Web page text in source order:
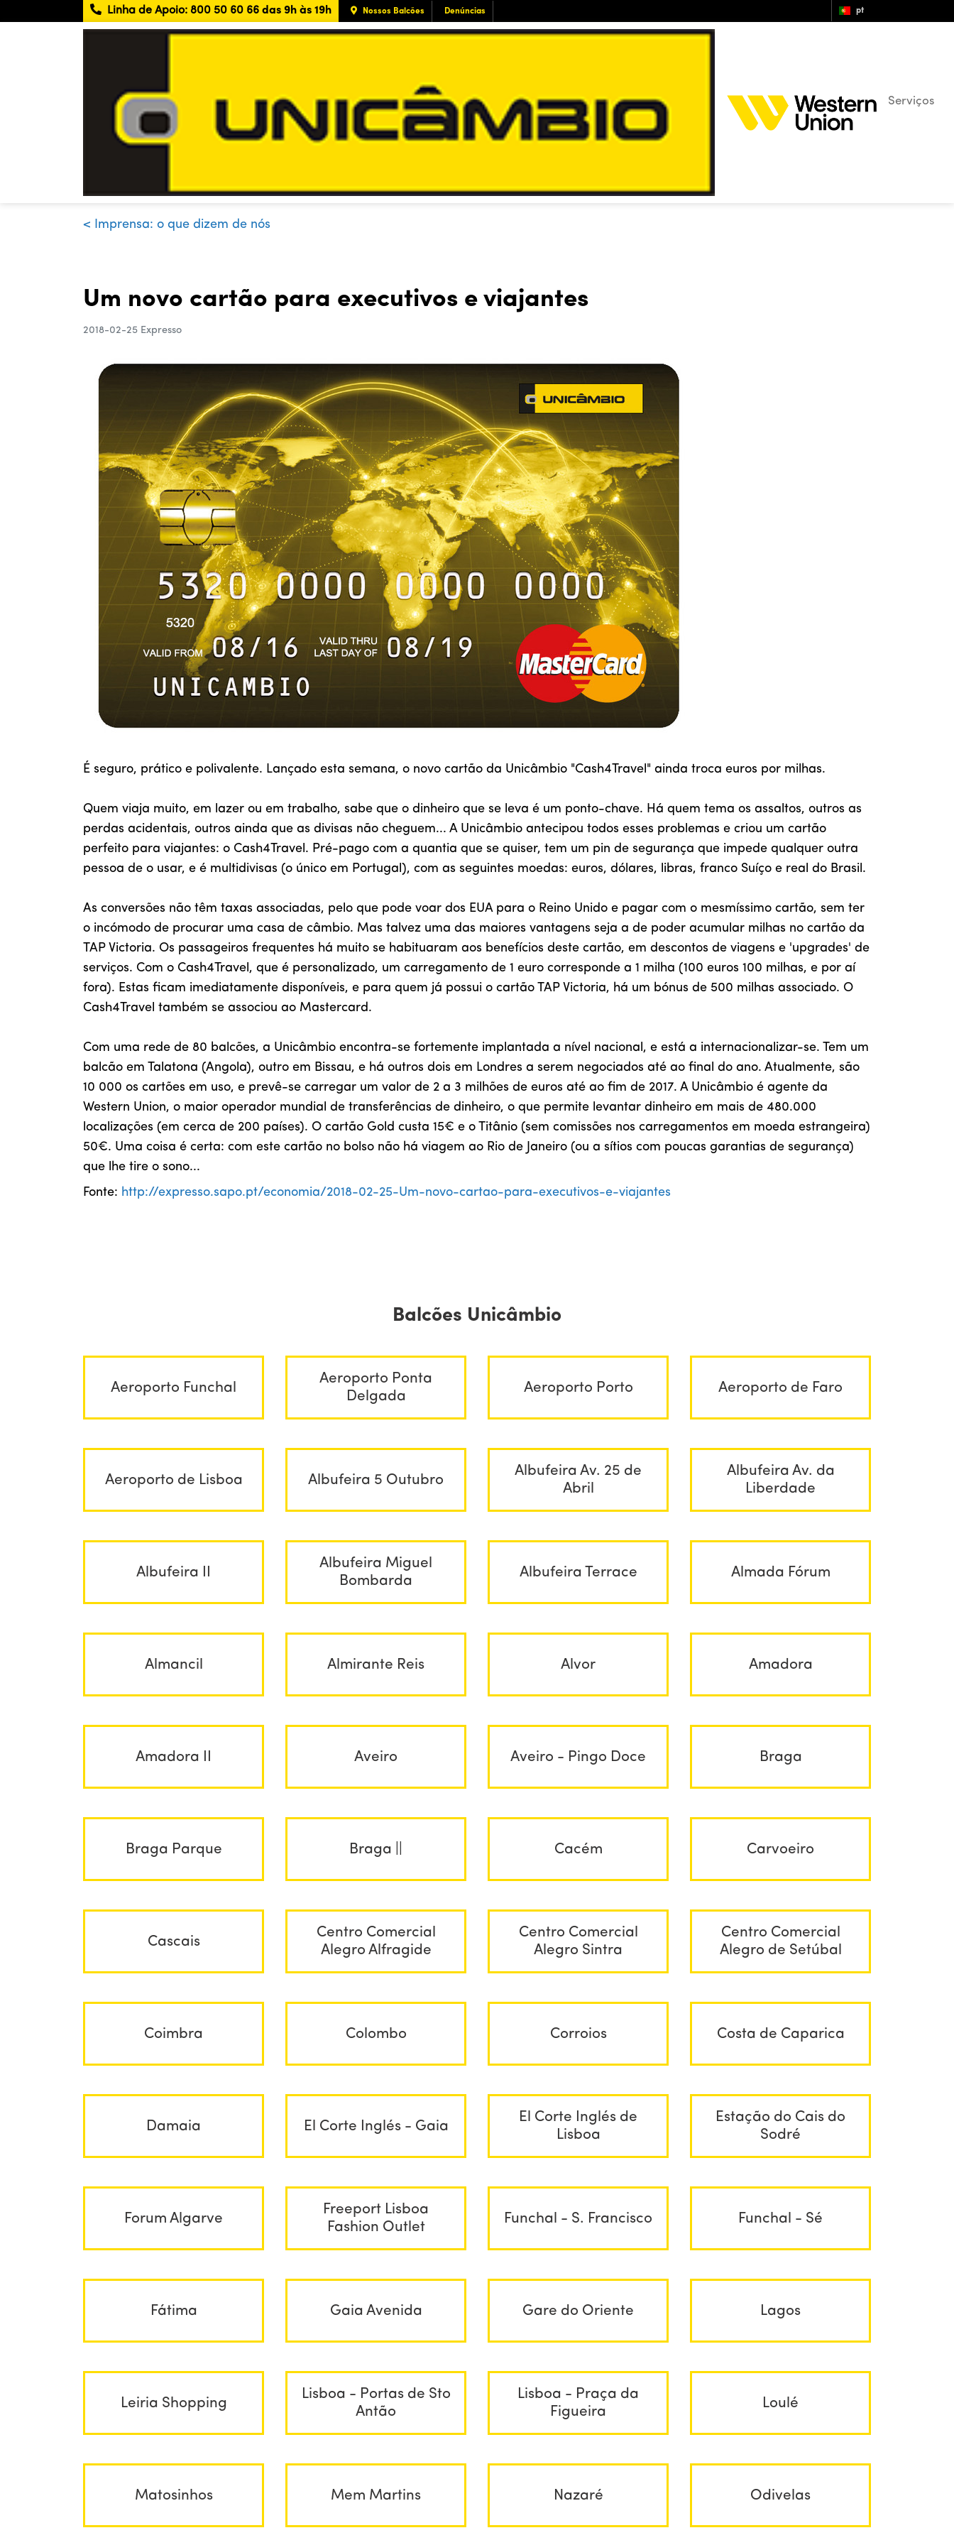
Linha de Apoio: 800 50 60 66 das 9h às 19h Nossos Balcões Denúncias pt
Serviços
< Imprensa: o que dizem de nós
Um novo cartão para executivos e viajantes
2018-02-25 Expresso
É seguro, prático e polivalente. Lançado esta semana, o novo cartão da Unicâmbio "Cash4Travel" ainda troca euros por milhas.
Quem viaja muito, em lazer ou em trabalho, sabe que o dinheiro que se leva é um ponto-chave. Há quem tema os assaltos, outros as
perdas acidentais, outros ainda que as divisas não cheguem... A Unicâmbio antecipou todos esses problemas e criou um cartão
perfeito para viajantes: o Cash4Travel. Pré-pago com a quantia que se quiser, tem um pin de segurança que impede qualquer outra
pessoa de o usar, e é multidivisas (o único em Portugal), com as seguintes moedas: euros, dólares, libras, franco Suíço e real do Brasil.
As conversões não têm taxas associadas, pelo que pode voar dos EUA para o Reino Unido e pagar com o mesmíssimo cartão, sem ter
o incómodo de procurar uma casa de câmbio. Mas talvez uma das maiores vantagens seja a de poder acumular milhas no cartão da
TAP Victoria. Os passageiros frequentes há muito se habituaram aos benefícios deste cartão, em descontos de viagens e 'upgrades' de
serviços. Com o Cash4Travel, que é personalizado, um carregamento de 1 euro corresponde a 1 milha (100 euros 100 milhas, e por aí
fora). Estas ficam imediatamente disponíveis, e para quem já possui o cartão TAP Victoria, há um bónus de 500 milhas associado. O
Cash4Travel também se associou ao Mastercard.
Com uma rede de 80 balcões, a Unicâmbio encontra-se fortemente implantada a nível nacional, e está a internacionalizar-se. Tem um
balcão em Talatona (Angola), outro em Bissau, e há outros dois em Londres a serem negociados até ao final do ano. Atualmente, são
10 000 os cartões em uso, e prevê-se carregar um valor de 2 a 3 milhões de euros até ao fim de 2017. A Unicâmbio é agente da
Western Union, o maior operador mundial de transferências de dinheiro, o que permite levantar dinheiro em mais de 480.000
localizações (em cerca de 200 países). O cartão Gold custa 15€ e o Titânio (sem comissões nos carregamentos em moeda estrangeira)
50€. Uma coisa é certa: com este cartão no bolso não há viagem ao Rio de Janeiro (ou a sítios com poucas garantias de segurança)
que lhe tire o sono...
Fonte: http://expresso.sapo.pt/economia/2018-02-25-Um-novo-cartao-para-executivos-e-viajantes
Balcões Unicâmbio
Aeroporto Funchal
Aeroporto Ponta
Delgada
Aeroporto Porto Aeroporto de Faro
Aeroporto de Lisboa Albufeira 5 Outubro
Albufeira Av. 25 de
Abril
Albufeira Av. da
Liberdade
Albufeira II
Albufeira Miguel
Bombarda
Albufeira Terrace Almada Fórum
Almancil Almirante Reis Alvor Amadora
Amadora II Aveiro Aveiro - Pingo Doce Braga
Braga Parque Braga || Cacém Carvoeiro
Cascais
Centro Comercial
Alegro Alfragide
Centro Comercial
Alegro Sintra
Centro Comercial
Alegro de Setúbal
Coimbra Colombo Corroios Costa de Caparica
Damaia El Corte Inglés - Gaia
El Corte Inglés de
Lisboa
Estação do Cais do
Sodré
Forum Algarve
Freeport Lisboa
Fashion Outlet
Funchal - S. Francisco Funchal - Sé
Fátima Gaia Avenida Gare do Oriente Lagos
Leiria Shopping
Lisboa - Portas de Sto
Antão
Lisboa - Praça da
Figueira
Loulé
Matosinhos Mem Martins Nazaré Odivelas